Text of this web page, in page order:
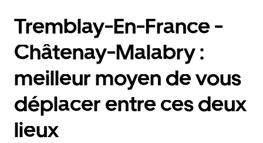
Tremblay-En-France -
Châtenay-Malabry :
meilleur moyen de vous
déplacer entre ces deux
lieux